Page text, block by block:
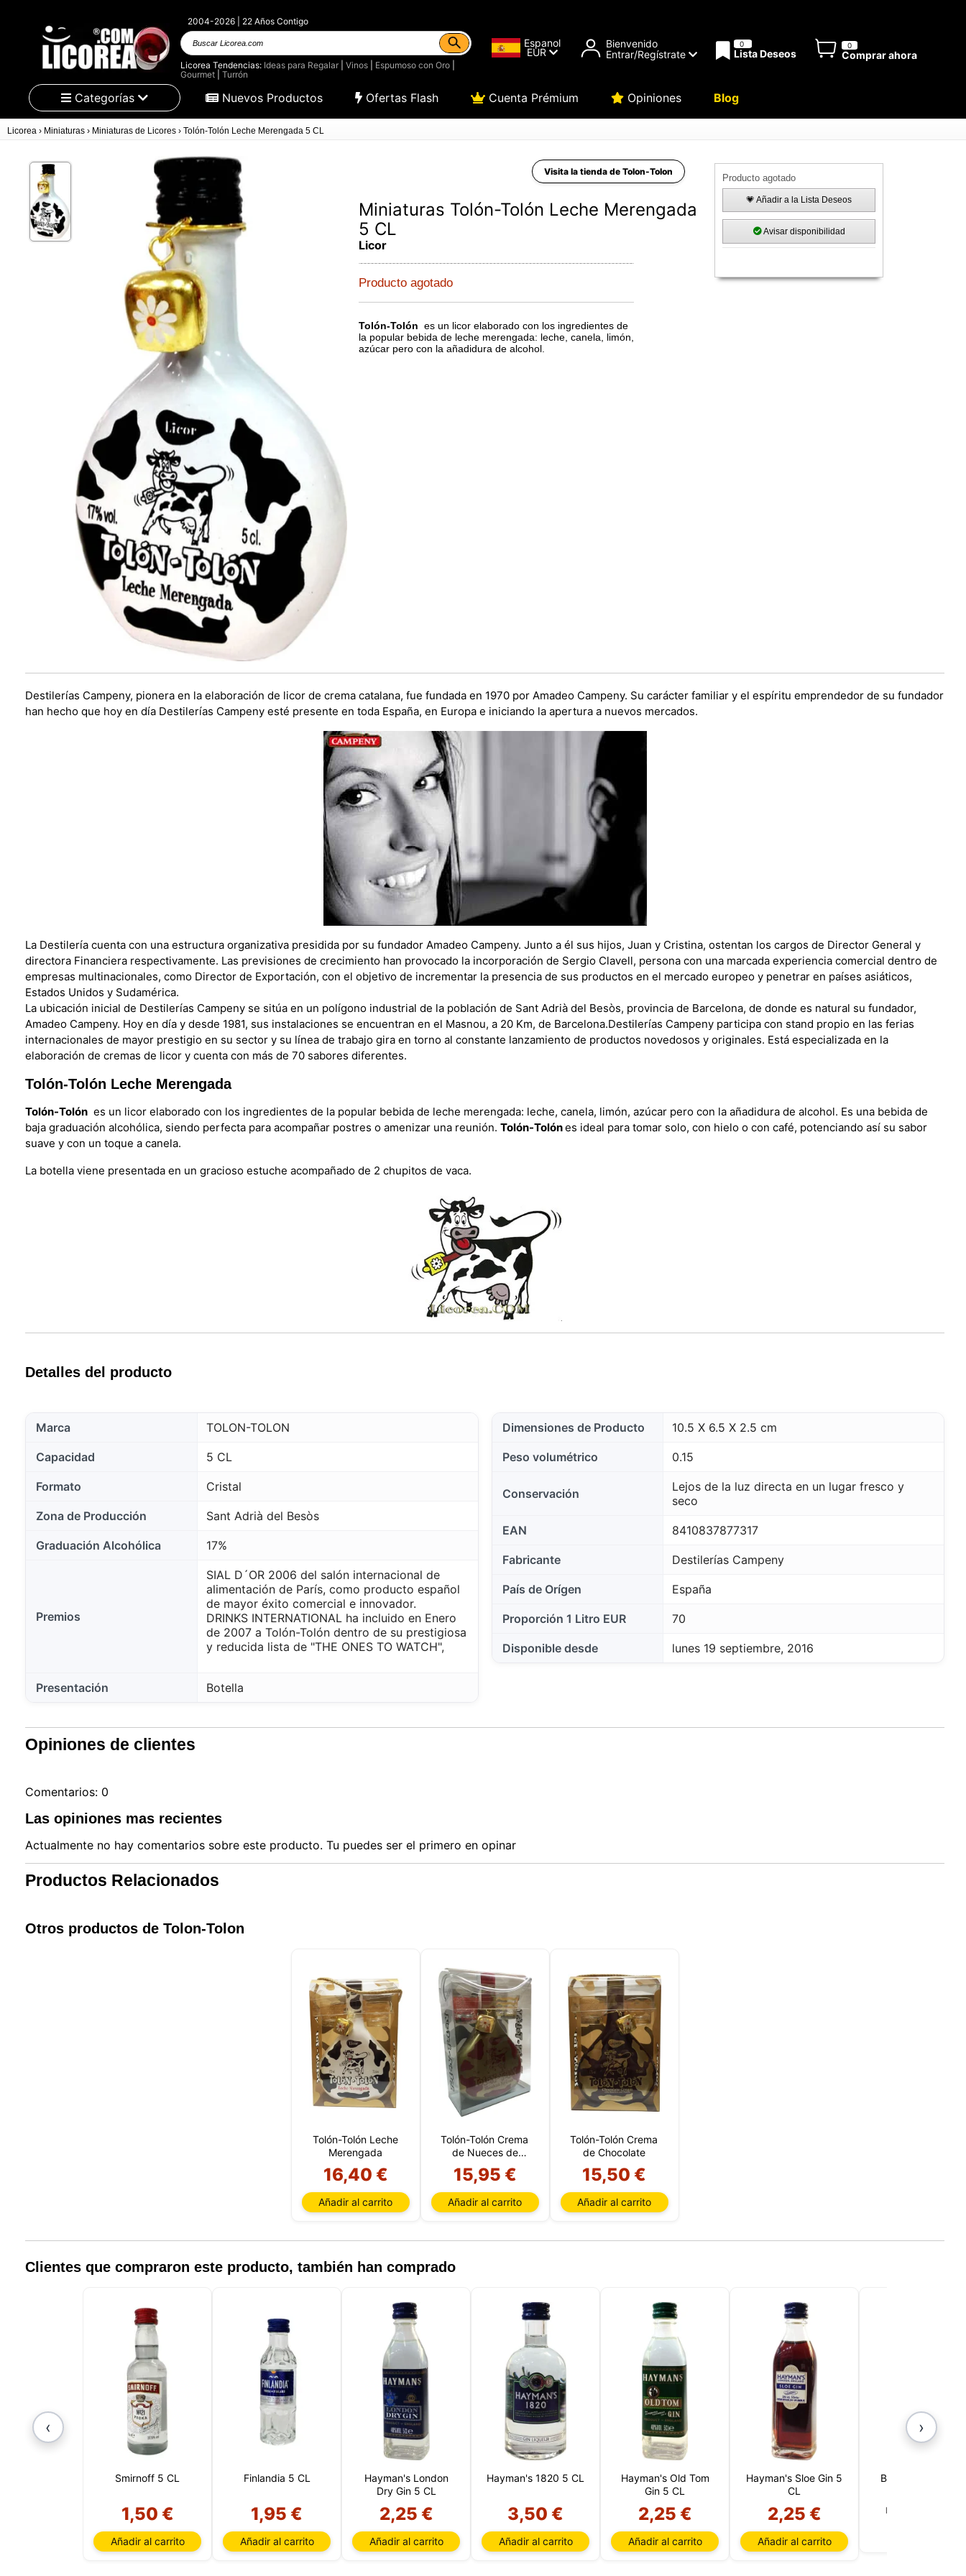
2004-2026 | 22 Años Contigo
Buscar Licorea.com
Licorea Tendencias: Ideas para Regalar| Vinos| Espumoso con Oro|
Gourmet| Turrón
Espanol
EUR
Bienvenido
Entrar/Regístrate
0
Lista Deseos
0
Comprar ahora
Categorías Nuevos Productos Ofertas Flash Cuenta Prémium Opiniones Blog
Licorea › Miniaturas › Miniaturas de Licores › Tolón-Tolón Leche Merengada 5 CL
Visita la tienda de Tolon-Tolon
Miniaturas Tolón-Tolón Leche Merengada
5 CL
Licor
Producto agotado
Tolón-Tolón es un licor elaborado con los ingredientes de
la popular bebida de leche merengada: leche, canela, limón,
azúcar pero con la añadidura de alcohol.
Producto agotado
💗 Añadir a la Lista Deseos
Avisar disponibilidad
Destilerías Campeny, pionera en la elaboración de licor de crema catalana, fue fundada en 1970 por Amadeo Campeny. Su carácter familiar y el espíritu emprendedor de su fundador
han hecho que hoy en día Destilerías Campeny esté presente en toda España, en Europa e iniciando la apertura a nuevos mercados.
La Destilería cuenta con una estructura organizativa presidida por su fundador Amadeo Campeny. Junto a él sus hijos, Juan y Cristina, ostentan los cargos de Director General y
directora Financiera respectivamente. Las previsiones de crecimiento han provocado la incorporación de Sergio Clavell, persona con una marcada experiencia comercial dentro de
empresas multinacionales, como Director de Exportación, con el objetivo de incrementar la presencia de sus productos en el mercado europeo y penetrar en países asiáticos,
Estados Unidos y Sudamérica.
La ubicación inicial de Destilerías Campeny se sitúa en un polígono industrial de la población de Sant Adrià del Besòs, provincia de Barcelona, de donde es natural su fundador,
Amadeo Campeny. Hoy en día y desde 1981, sus instalaciones se encuentran en el Masnou, a 20 Km, de Barcelona.Destilerías Campeny participa con stand propio en las ferias
internacionales de mayor prestigio en su sector y su línea de trabajo gira en torno al constante lanzamiento de productos novedosos y originales. Está especializada en la
elaboración de cremas de licor y cuenta con más de 70 sabores diferentes.
Tolón-Tolón Leche Merengada
Tolón-Tolón es un licor elaborado con los ingredientes de la popular bebida de leche merengada: leche, canela, limón, azúcar pero con la añadidura de alcohol. Es una bebida de
baja graduación alcohólica, siendo perfecta para acompañar postres o amenizar una reunión. Tolón-Tolónes ideal para tomar solo, con hielo o con café, potenciando así su sabor
suave y con un toque a canela.
La botella viene presentada en un gracioso estuche acompañado de 2 chupitos de vaca.
Detalles del producto
Marca TOLON-TOLON
Capacidad 5 CL
Formato Cristal
Zona de Producción Sant Adrià del Besòs
Graduación Alcohólica 17%
Premios
SIAL D´OR 2006 del salón internacional de
alimentación de París, como producto español
de mayor éxito comercial e innovador.
DRINKS INTERNATIONAL ha incluido en Enero
de 2007 a Tolón-Tolón dentro de su prestigiosa
y reducida lista de "THE ONES TO WATCH",
Presentación Botella
Dimensiones de Producto 10.5 X 6.5 X 2.5 cm
Peso volumétrico 0.15
Conservación
Lejos de la luz directa en un lugar fresco y
seco
EAN 8410837877317
Fabricante Destilerías Campeny
País de Orígen España
Proporción 1 Litro EUR 70
Disponible desde lunes 19 septiembre, 2016
Opiniones de clientes
Comentarios: 0
Las opiniones mas recientes
Actualmente no hay comentarios sobre este producto. Tu puedes ser el primero en opinar
Productos Relacionados
Otros productos de Tolon-Tolon
Tolón-Tolón Leche
Merengada
16,40 €
Añadir al carrito
Tolón-Tolón Crema
de Nueces de
Macadamia
15,95 €
Añadir al carrito
Tolón-Tolón Crema
de Chocolate
15,50 €
Añadir al carrito
Clientes que compraron este producto, también han comprado
‹
Smirnoff 5 CL
1,50 €
Añadir al carrito
Finlandia 5 CL
1,95 €
Añadir al carrito
Hayman's London
Dry Gin 5 CL
2,25 €
Añadir al carrito
Hayman's 1820 5 CL
3,50 €
Añadir al carrito
Hayman's Old Tom
Gin 5 CL
2,25 €
Añadir al carrito
Hayman's Sloe Gin 5
CL
2,25 €
Añadir al carrito
Beefeater 24 5 CL
Producto agotado
›
por estas tecnologías incluye datos relacionados con su cuenta de usuario,
que pueden incluir identificadores personales (por ejemplo, dirección IP y
detalles de la sesión) e historial de navegación. Utilizamos esta información
para diversos fines: por ejemplo, para acceder a su cuenta y recordar su
carrito de la compra, mantener la seguridad, recordar las elecciones del
usuario, mejorar nuestro sitio web y, por último, con fines de marketing.
Puede rechazar todo tratamiento no esencial eligiendo aceptar solo las
cookies necesarias. Puede personalizar su elección y seleccionar las
cookies que nos permite utilizar en su sesión.